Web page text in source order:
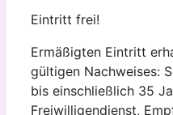
Eintritt frei!
Ermäßigten Eintritt
gültigen Nachweises:
bis einschließlich 35
Freiwilligendienst,